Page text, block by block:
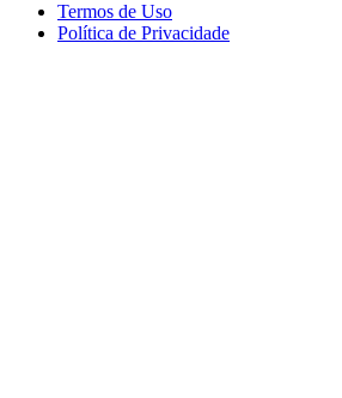
Termos de Uso
Política de Privacidade